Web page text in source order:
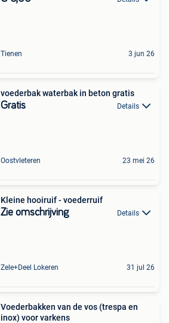
Tienen 3 jun 26
voederbak waterbak in beton gratis
Gratis Details
Oostvleteren 23 mei 26
Kleine hooiruif - voederruif
Zie omschrijving Details
Zele+Deel Lokeren 31 jul 26
Voederbakken van de vos (trespa en
inox) voor varkens